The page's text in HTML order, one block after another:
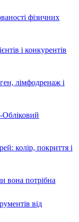
фізичних
і конкурентів
лімфодренаж і
колір, покриття і
вона потрібна
від